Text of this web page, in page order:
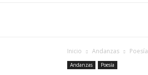
Inicio Andanzas Poesía
Andanzas Poesía